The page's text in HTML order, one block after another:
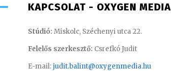
KAPCSOLAT - OXYGEN MEDIA
Stúdió: Miskolc, Széchenyi utca 22.
Felelős szerkesztő: Csrefkó Judit
E-mail:judit.balint@oxygenmedia.hu